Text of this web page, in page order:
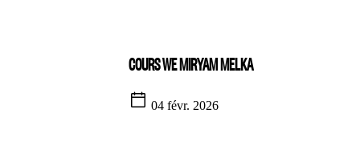
COURS WE MIRYAM MELKA
04 févr. 2026